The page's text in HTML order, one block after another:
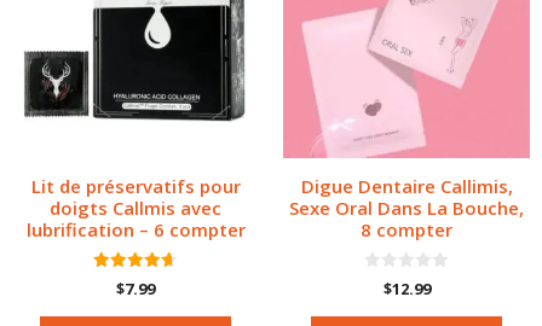
Lit de préservatifs pour
doigts Callmis avec
lubrification – 6 compter
4.67
sur 5
$7.99
Digue Dentaire Callimis,
Sexe Oral Dans La Bouche,
8 compter
$12.99